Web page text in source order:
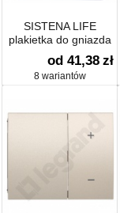
SISTENA LIFE
plakietka do gniazda
podwójnego 2xP+Z
od 41,38 zł
8 wariantów